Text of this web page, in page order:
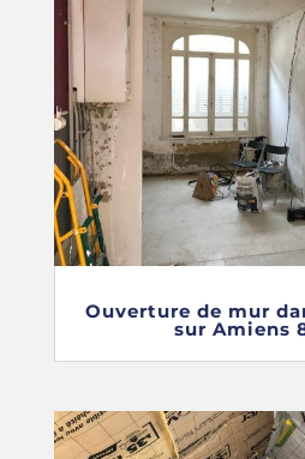
Ouverture de mur
sur Amiens